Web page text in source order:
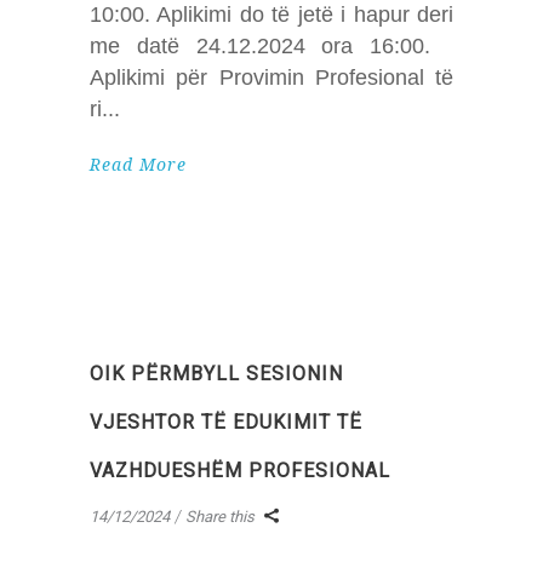
10:00. Aplikimi do të jetë i hapur deri
me datë 24.12.2024 ora 16:00.
Aplikimi për Provimin Profesional të
ri
Read More
OIK PËRMBYLL SESIONIN
VJESHTOR TË EDUKIMIT TË
VAZHDUESHËM PROFESIONAL
14/12/2024 Share this